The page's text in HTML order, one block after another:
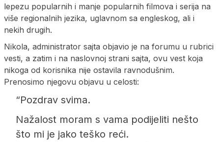
lepezu popularnih i manje popularnih filmova i serija na
više regionalnih jezika, uglavnom sa engleskog, ali i
nekih drugih.
Nikola, administrator sajta objavio je na forumu u rubrici
vesti, a zatim i na naslovnoj strani sajta, ovu vest koja
nikoga od korisnika nije ostavila ravnodušnim.
Prenosimo njegovu objavu u celosti:
“Pozdrav svima.
Nažalost moram s vama podijeliti nešto
što mi je jako teško reći.